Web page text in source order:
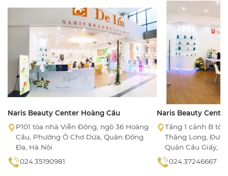
Naris Beauty Center Hoàng Cầu
P101 tòa nhà Viễn Đông, ngõ 36 Hoàng
Cầu, Phường Ô Chợ Dừa, Quận Đống
Đa, Hà Nội
024.35190981
Naris Beauty
Tầng 1 cảnh B
Thăng Long,
Quận Cầu Giấy,
024.37246667